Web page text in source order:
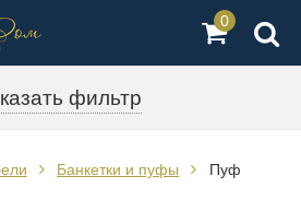
0
фильтр
Банкетки и пуфы
Пуф